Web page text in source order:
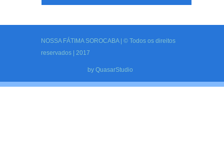
NOSSA FÁTIMA SOROCABA | © Todos os direitos
reservados | 2017
by QuasarStudio